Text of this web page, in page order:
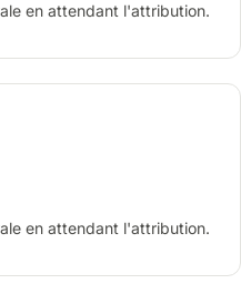
en attendant l'attribution.
en attendant l'attribution.